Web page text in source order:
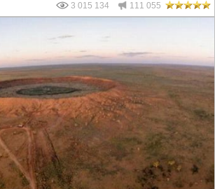
3 015 134 111 055